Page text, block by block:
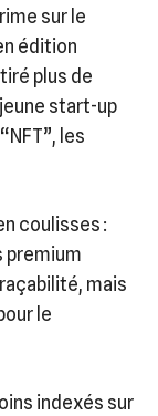
sur le
édition
plus de
start-up
les
coulisses :
mais
le
indexés sur